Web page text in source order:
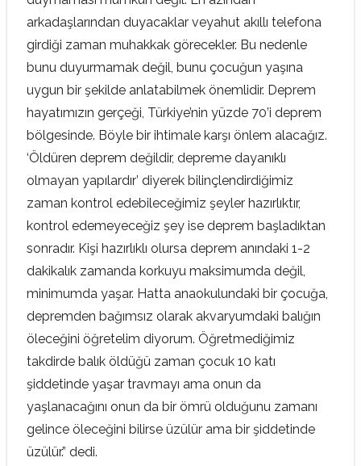
arkadaşlarından duyacaklar veyahut akıllı telefona
girdiği zaman muhakkak görecekler. Bu nedenle
bunu duyurmamak değil, bunu çocuğun yaşına
uygun bir şekilde anlatabilmek önemlidir. Deprem
hayatımızın gerçeği, Türkiye’nin yüzde 70’i deprem
bölgesinde. Böyle bir ihtimale karşı önlem alacağız.
‘Öldüren deprem değildir, depreme dayanıklı
olmayan yapılardır’ diyerek bilinçlendirdiğimiz
zaman kontrol edebileceğimiz şeyler hazırlıktır,
kontrol edemeyeceğiz şey ise deprem başladıktan
sonradır. Kişi hazırlıklı olursa deprem anındaki 1-2
dakikalık zamanda korkuyu maksimumda değil,
minimumda yaşar. Hatta anaokulundaki bir çocuğa,
depremden bağımsız olarak akvaryumdaki balığın
öleceğini öğretelim diyorum. Öğretmediğimiz
takdirde balık öldüğü zaman çocuk 10 katı
şiddetinde yaşar travmayı ama onun da
yaşlanacağını onun da bir ömrü olduğunu zamanı
gelince öleceğini bilirse üzülür ama bir şiddetinde
üzülür.” dedi.